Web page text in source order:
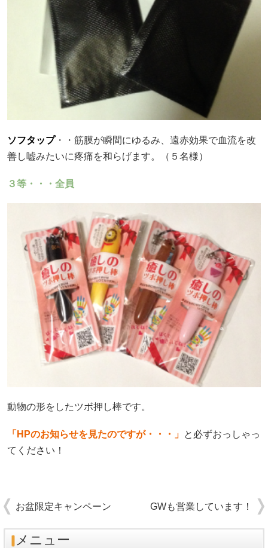
ソフタップ・・筋膜が瞬間にゆるみ、遠赤効果で血流を改
善し嘘みたいに疼痛を和らげます。（５名様）
３等・・・全員
動物の形をしたツボ押し棒です。
「HPのお知らせを見たのですが・・・」 と必ずおっしゃっ
てください！
お盆限定キャンペーン GWも営業しています！
メニュー